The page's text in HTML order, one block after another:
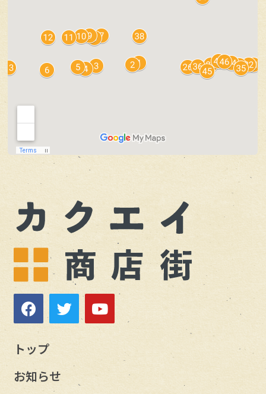
トップ
お知らせ